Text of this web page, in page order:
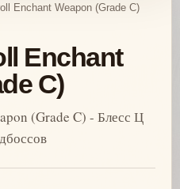
Enchant Weapon (Grade C)
Enchant
C)
(Grade C) - Блесс Ц